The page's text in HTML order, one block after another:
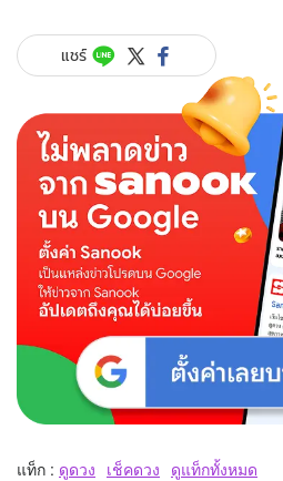
แชร์
แท็ก : ดูดวง เช็คดวง ดูแท็กทั้งหมด